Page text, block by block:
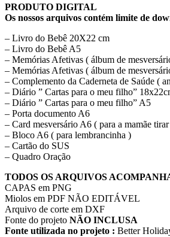
PRODUTO DIGITAL
Os nossos arquivos contém limite de
– Livro do Bebê 20X22 cm
– Livro do Bebê A5
– Memórias Afetivas ( álbum de
– Memórias Afetivas ( álbum de
– Complemento da Caderneta de Saúde (
– Diário ” Cartas para o meu filho”
– Diário ” Cartas para o meu filho” A5
– Porta documento A6
– Card mesversário A6 ( para a mamãe
– Bloco A6 ( para lembrancinha )
– Cartão do SUS
– Quadro Oração
TODOS OS ARQUIVOS
CAPAS em PNG
Miolos em PDF NÃO EDITÁVEL
Arquivo de corte em DXF
Fonte do projeto NÃO INCLUSA
Fonte utilizada no projeto : Better